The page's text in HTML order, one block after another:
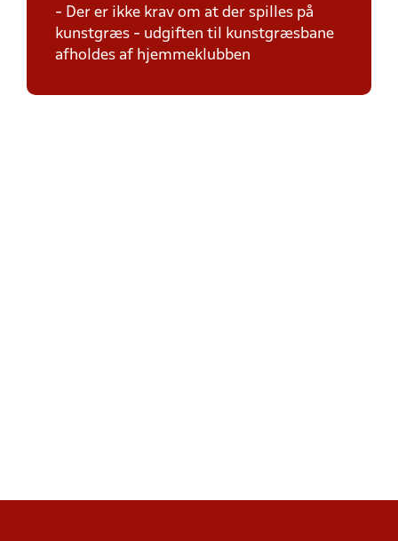
- Der er ikke krav om at der spilles på
kunstgræs - udgiften til kunstgræsbane
afholdes af hjemmeklubben